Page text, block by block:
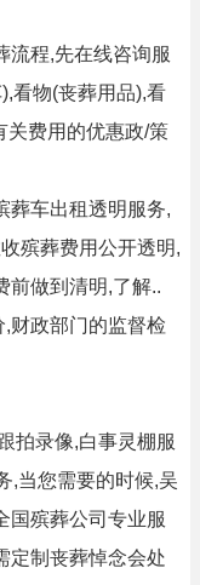
流程,先在线咨询服
看物(丧葬用品),看
关费用的优惠政/策
葬车出租透明服务,
殡葬费用公开透明,
前做到清明,了解..
财政部门的监督检
拍录像,白事灵棚服
,当您需要的时候,吴
国殡葬公司专业服
定制丧葬悼念会处